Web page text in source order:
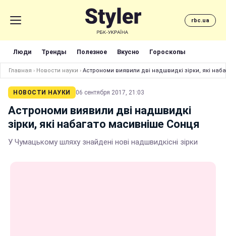
rbc.ua
Люди Тренды Полезное Вкусно Гороскопы
Главная › Новости науки › Астрономи виявили дві надшвидкі зірки, які
НОВОСТИ НАУКИ 06 сентября 2017, 21:03
Астрономи виявили дві надшвидкі
зірки, які набагато масивніше Сонця
У Чумацькому шляху знайдені нові надшвидкісні зірки